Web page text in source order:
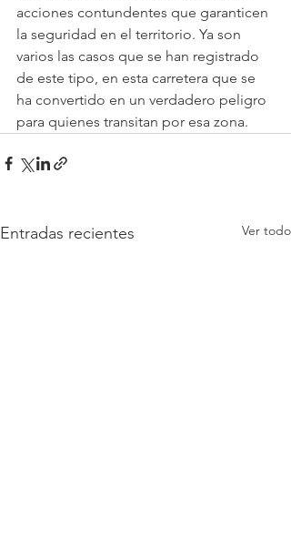
acciones contundentes que garanticen
la seguridad en el territorio. Ya son
varios las casos que se han registrado
de este tipo, en esta carretera que se
ha convertido en un verdadero peligro
para quienes transitan por esa zona.
Entradas recientes Ver todo